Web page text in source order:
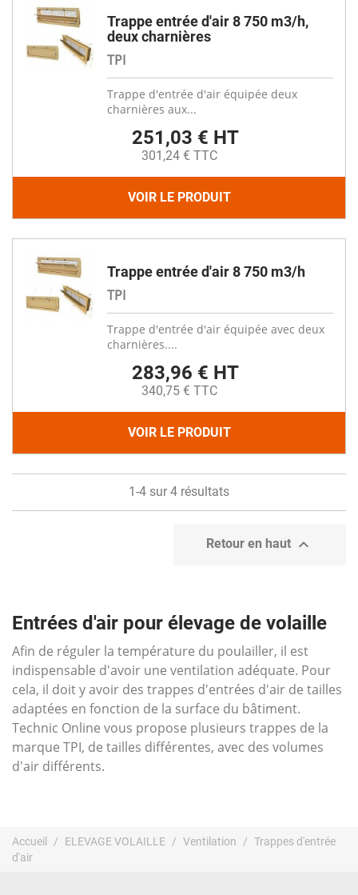
Trappe entrée d'air 8 750 m3/h,
deux charnières
TPI
Trappe d'entrée d'air équipée deux
charnières aux...
251,03 € HT
301,24 € TTC
VOIR LE PRODUIT
Trappe entrée d'air 8 750 m3/h
TPI
Trappe d'entrée d'air équipée avec deux
charnières....
283,96 € HT
340,75 € TTC
VOIR LE PRODUIT
1-4 sur 4 résultats
Retour en haut 
Entrées d'air pour élevage de volaille
Afin de réguler la température du poulailler, il est
indispensable d'avoir une ventilation adéquate. Pour
cela, il doit y avoir des trappes d'entrées d'air de tailles
adaptées en fonction de la surface du bâtiment.
Technic Online vous propose plusieurs trappes de la
marque TPI, de tailles différentes, avec des volumes
d'air différents.
Accueil ELEVAGE VOLAILLE Ventilation
Trappes d'entrée
d'air